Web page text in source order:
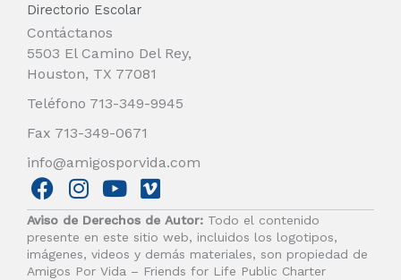
Directorio Escolar
Contáctanos
5503 El Camino Del Rey,
Houston, TX 77081
Teléfono 713-349-9945
Fax 713-349-0671
info@amigosporvida.com
F
a
c
e
b
I
n
s
t
a
Y
o
u
t
u
V
i
m
e
o
Aviso de Derechos de Autor: Todo el contenido
presente en este sitio web, incluidos los logotipos,
imágenes, videos y demás materiales, son propiedad de
Amigos Por Vida – Friends for Life Public Charter